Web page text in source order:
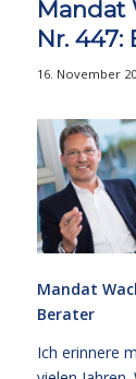
Mandat
Nr. 447:
16. November
Mandat
Berater
Ich erinnere